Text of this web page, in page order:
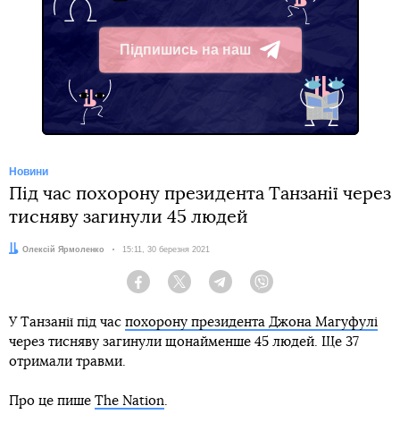
Підпишись на наш
Telegram
Новини
Під час похорону президента Танзанії через
тисняву загинули 45 людей
Автор:
Олексій Ярмоленко Дата:
15:11, 30 березня 2021
Facebook Twitter Telegram
У Танзанії під час похорону президента Джона Магуфулі
через тисняву загинули щонайменше 45 людей. Ще 37
отримали травми.
Про це пише The Nation.